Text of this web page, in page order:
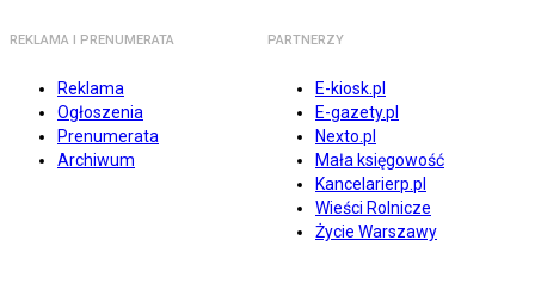
REKLAMA I PRENUMERATA
Reklama
Ogłoszenia
Prenumerata
Archiwum
PARTNERZY
E-kiosk.pl
E-gazety.pl
Nexto.pl
Mała księgowość
Kancelarierp.pl
Wieści Rolnicze
Życie Warszawy